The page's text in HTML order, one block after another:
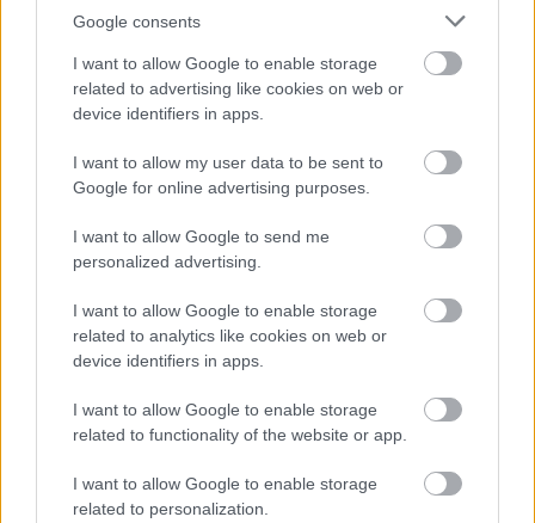
Google consents
I want to allow Google to enable storage
related to advertising like cookies on web or
device identifiers in apps.
I want to allow my user data to be sent to
Google for online advertising purposes.
I want to allow Google to send me
personalized advertising.
I want to allow Google to enable storage
related to analytics like cookies on web or
device identifiers in apps.
I want to allow Google to enable storage
related to functionality of the website or app.
I want to allow Google to enable storage
related to personalization.
2026.08.08.
Barca védőjét
Ronald Araújót egy évre szerzi meg a Pool a katalán gigásztól, s
játékosra.